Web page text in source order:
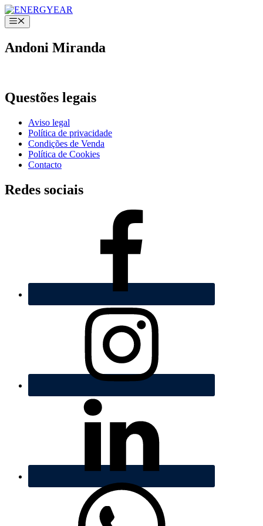
Saltar
para
o
conteúdo
Menú
Andoni Miranda
Questões legais
Aviso legal
Política de privacidade
Condições de Venda
Polí­tica de Cookies
Contacto
Redes sociais